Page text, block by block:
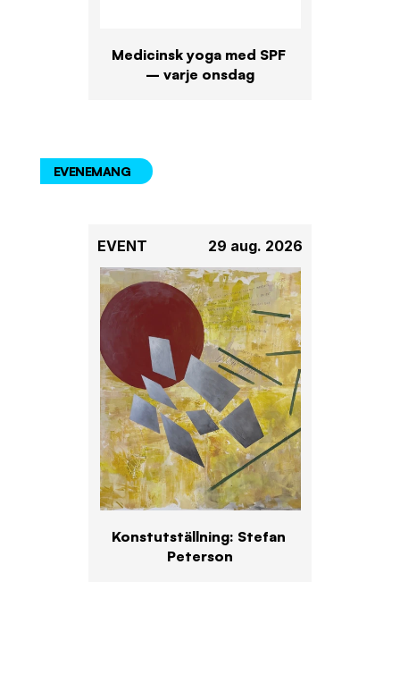
Medicinsk yoga med SPF
– varje onsdag
EVENEMANG
EVENT 29 aug. 2026
Konstutställning: Stefan
Peterson